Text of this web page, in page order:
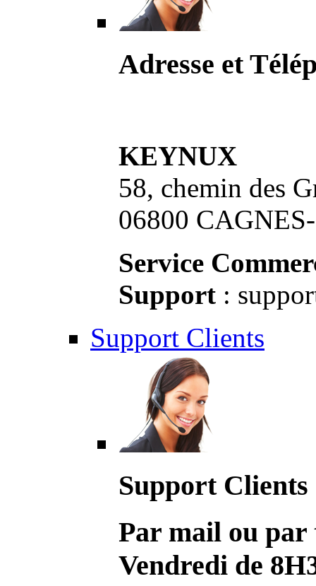
Adresse et
KEYNUX
58, chemin des
06800
Service
Support :
Support Clients
Support Clients
Par mail ou par
Vendredi de